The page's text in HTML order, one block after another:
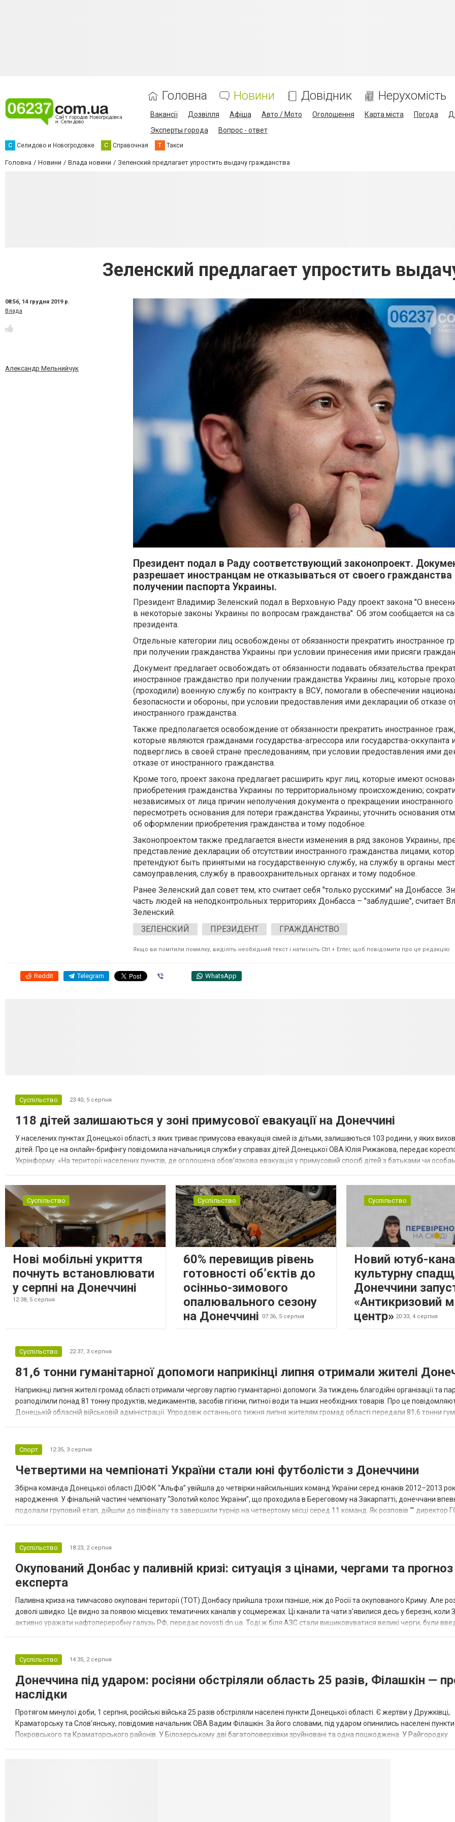
Головна Новини Довідник Нерухомість
Вакансії Дозвілля Афіша Авто / Мото Оголошення Карта міста Погода
Эксперты города
Вопрос - ответ
С Селидово и Новогродовке С Справочная Т Такси
Головна Новини Влада новини Зеленский предлагает упростить выдачу гражданства
Зеленский предлагает упростить
08:56, 14 грудня 2019 р.
Влада
Александр Мельнийчук
Президент подал в Раду соответствующий законопроект.
разрешает иностранцам не отказываться от своего гражданства
получении паспорта Украины.
Президент Владимир Зеленский подал в Верховную Раду проект закона "О
в некоторые законы Украины по вопросам гражданства". Об этом сообщается на
президента.
Отдельные категории лиц освобождены от обязанности прекратить иностранное
при получении гражданства Украины при условии принесения ими присяги
Документ предлагает освобождать от обязанности подавать обязательства
иностранное гражданство при получении гражданства Украины лиц, которые
(проходили) военную службу по контракту в ВСУ, помогали в обеспечении
безопасности и обороны, при условии предоставления ими декларации об отказе
иностранного гражданства.
Также предполагается освобождение от обязанности прекратить иностранное
которые являются гражданами государства-агрессора или государства-оккупанта
подверглись в своей стране преследованиям, при условии предоставления ими
отказе от иностранного гражданства.
Кроме того, проект закона предлагает расширить круг лиц, которые имеют
приобретения гражданства Украины по территориальному происхождению;
независимых от лица причин неполучения документа о прекращении иностранного
пересмотреть основания для потери гражданства Украины; уточнить основания
об оформлении приобретения гражданства и тому подобное.
Законопроектом также предлагается внести изменения в ряд законов Украины,
представление декларации об отсутствии иностранного гражданства лицами,
претендуют быть принятыми на государственную службу, на службу в органы
самоуправления, службу в правоохранительных органах и тому подобное.
Ранее Зеленский дал совет тем, кто считает себя "только русскими" на Донбассе.
часть людей на неподконтрольных территориях Донбасса – "заблудшие", считает
Зеленский.
ЗЕЛЕНСКИЙ
ПРЕЗИДЕНТ ГРАЖДАНСТВО
Якщо ви помітили помилку, виділіть необхідний текст і натисніть Ctrl + Enter, щоб повідомити про це редакцію
Reddit Telegram WhatsApp
Суспільство 23:40, 5 серпня
118 дітей залишаються у зоні примусової евакуації на Донеччині
У населених пунктах Донецької області, з яких триває примусова евакуація сімей із дітьми, залишаються 103 родини, у яких
дітей. Про це на онлайн-брифінгу повідомила начальниця служби у справах дітей Донецької ОВА Юлія Рижакова, передає
Укрінформу. «На території населених пунктів, де оголошена обов’язкова евакуація у примусовий спосіб дітей з батьками чи
Суспільство
Нові мобільні укриття
почнуть встановлювати
у серпні на Донеччині
12:38, 5 серпня
Суспільство
60% перевищив рівень
готовності об’єктів до
осінньо-зимового
опалювального сезону
на Донеччині
07:36, 5 серпня
Суспільство
Новий ютуб-
культурну
Донеччини
«Антикризовий
центр» 20:33, 4 серпня
Суспільство 22:37, 3 серпня
81,6 тонни гуманітарної допомоги наприкінці липня отримали жителі
Наприкінці липня жителі громад області отримали чергову партію гуманітарної допомоги. За тиждень благодійні організації та
розподілили понад 81 тонну продуктів, медикаментів, засобів гігієни, питної води та інших необхідних товарів. Про це
Донецькій обласній військовій адміністрації. Упродовж останнього тижня липня жителям громад області передали 81,6 тонни
Спорт 12:35, 3 серпня
Четвертими на чемпіонаті України стали юні футболісти з Донеччини
Збірна команда Донецької області ДЮФК “Альфа” увійшла до четвірки найсильніших команд України серед юнаків 2012–2013
народження. У фінальній частині чемпіонату “Золотий колос України”, що проходила в Береговому на Закарпатті, донеччани
подолали груповий етап, дійшли до півфіналу та завершили турнір на четвертому місці серед 11 команд. Як розповів “” директор
Суспільство 18:23, 2 серпня
Окупований Донбас у паливній кризі: ситуація з цінами, чергами та прогноз
експерта
Паливна криза на тимчасово окуповані території (ТОТ) Донбасу прийшла трохи пізніше, ніж до Росії та окупованого Криму. Але
доволі швидко. Це видно за появою місцевих тематичних каналів у соцмережах. Ці канали та чати з’явилися десь у березні, коли
активно уражати нафтопереробну галузь РФ, передає novosti.dn.ua. Тоді ж біля АЗС стали вишиковуватися великі черги, були
Суспільство 14:35, 2 серпня
Донеччина під ударом: росіяни обстріляли область 25 разів, Філашкін —
наслідки
Протягом минулої доби, 1 серпня, російські війська 25 разів обстріляли населені пункти Донецької області. Є жертви у Дружківці,
Краматорську та Слов’янську, повідомив начальник ОВА Вадим Філашкін. За його словами, під ударом опинились населені пункти
Покровського та Краматорського районів. У Білозерському дві багатоповерхівки зруйновані та одна пошкоджена. У Райгородку